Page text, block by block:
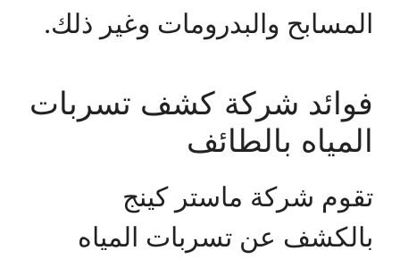
المسابح والبدرومات وغير ذلك.
فوائد شركة كشف تسربات
المياه بالطائف
تقوم شركة ماستر كينج
بالكشف عن تسربات المياه